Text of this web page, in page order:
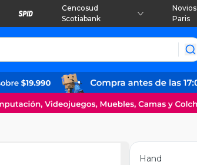
Cencosud
Scotiabank
Novios
Paris
Hand